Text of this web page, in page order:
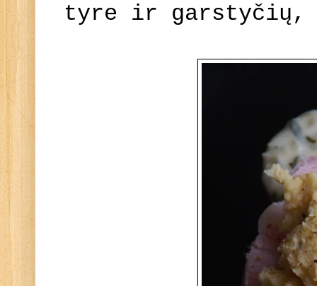
tyre ir garstyčių,